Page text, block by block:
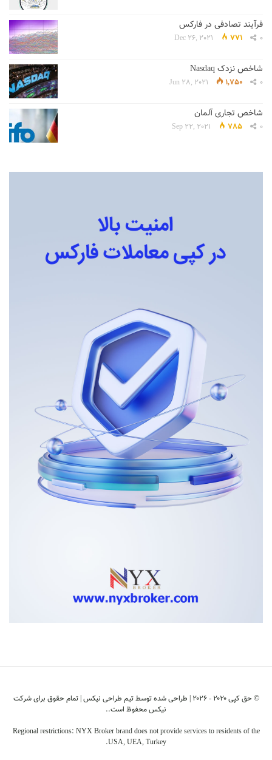
فرآیند تصادفی در فارکس
Dec 26, 2021 771 0
شاخص نزدک Nasdaq
Jun 28, 2021 1,750 0
شاخص تجاری آلمان
Sep 22, 2021 785 0
© حق کپی ۲۰۲۰ - ۲۰۲6 | طراحی شده توسط تیم طراحی نیکس| تمام حقوق برای شرکت
نیکس محفوظ است..
Regional restrictions: NYX Broker brand does not provide services to residents of the
USA, UEA, Turkey.